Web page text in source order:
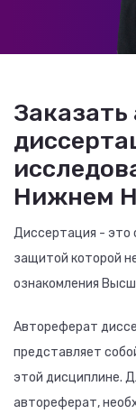
Нижнем
Диссертация - это
защитой которой
ознакомления
Автореферат
представляет
этой дисциплине.
автореферат,